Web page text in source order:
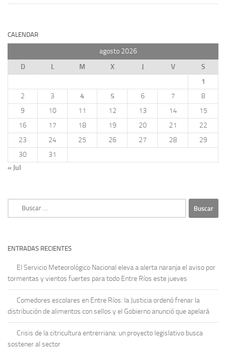
CALENDAR
agosto 2026
D
L M X J V
S
1
2
3 4 5 6 7
8
9
10 11 12 13 14
15
16
17 18 19 20 21
22
23
24 25 26 27 28
29
30
31
« Jul
Buscar:
ENTRADAS RECIENTES
El Servicio Meteorológico Nacional eleva a alerta naranja el aviso por
tormentas y vientos fuertes para todo Entre Ríos este jueves
Comedores escolares en Entre Ríos: la Justicia ordenó frenar la
distribución de alimentos con sellos y el Gobierno anunció que apelará
Crisis de la citricultura entrerriana: un proyecto legislativo busca
sostener al sector